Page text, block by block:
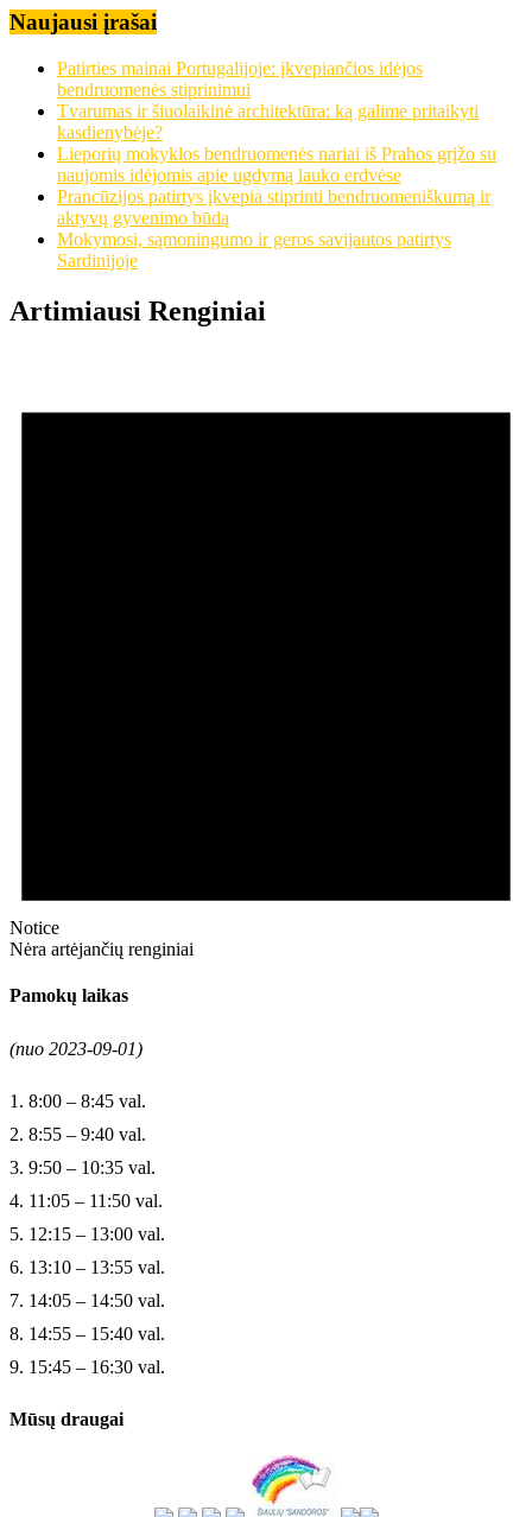
Naujausi įrašai
Patirties mainai Portugalijoje: įkvepiančios idėjos
bendruomenės stiprinimui
Tvarumas ir šiuolaikinė architektūra: ką galime pritaikyti
kasdienybėje?
Lieporių mokyklos bendruomenės nariai iš Prahos grįžo su
naujomis idėjomis apie ugdymą lauko erdvėse
Prancūzijos patirtys įkvepia stiprinti bendruomeniškumą ir
aktyvų gyvenimo būdą
Mokymosi, sąmoningumo ir geros savijautos patirtys
Sardinijoje
Artimiausi Renginiai
Notice
Nėra artėjančių renginiai
Pamokų laikas
(nuo 2023-09-01)
1. 8:00 – 8:45 val.
2. 8:55 – 9:40 val.
3. 9:50 – 10:35 val.
4. 11:05 – 11:50 val.
5. 12:15 – 13:00 val.
6. 13:10 – 13:55 val.
7. 14:05 – 14:50 val.
8. 14:55 – 15:40 val.
9. 15:45 – 16:30 val.
Mūsų draugai